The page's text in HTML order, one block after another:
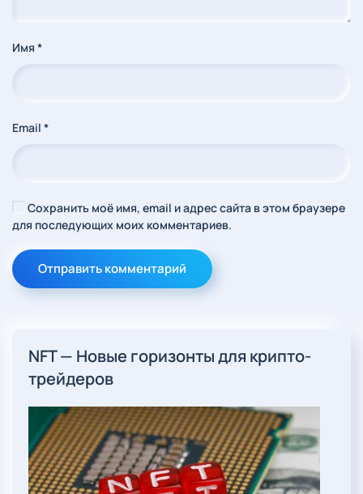
Имя *
Email *
Сохранить моё имя, email и адрес сайта в этом браузере
для последующих моих комментариев.
Отправить комментарий
NFT — Новые горизонты для крипто-
трейдеров